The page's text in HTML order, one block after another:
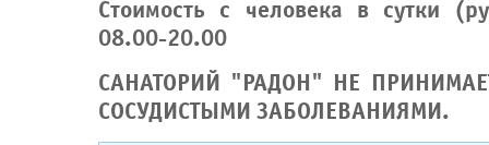
Стоимость с человека в сутки
08.00-20.00
САНАТОРИЙ "РАДОН" НЕ
СОСУДИСТЫМИ ЗАБОЛЕВАНИЯМИ.